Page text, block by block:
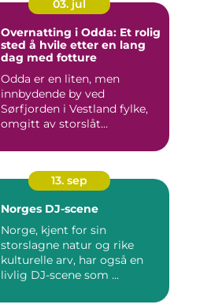
03. jul
Overnatting i Odda: Et rolig
sted å hvile etter en lang
dag med fotture
Odda er en liten, men
innbydende by ved
Sørfjorden i Vestland fylke,
omgitt av storslåt...
13. sep
Norges DJ-scene
Norge, kjent for sin
storslagne natur og rike
kulturelle arv, har også en
livlig DJ-scene som ...